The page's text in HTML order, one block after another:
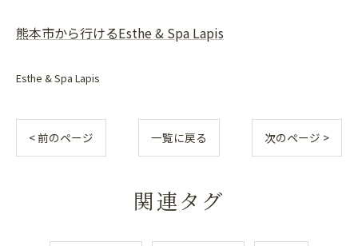
熊本市から行けるEsthe & Spa Lapis
Esthe & Spa Lapis
< 前のページ 一覧に戻る 次のページ >
関連タグ